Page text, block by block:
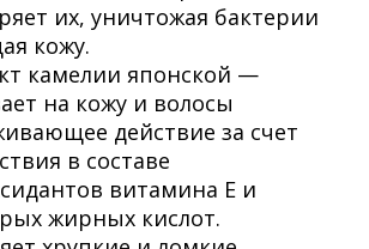
их, уничтожая бактерии
кожу.
камелии японской —
на кожу и волосы
действие за счет
в составе
витамина Е и
жирных кислот.